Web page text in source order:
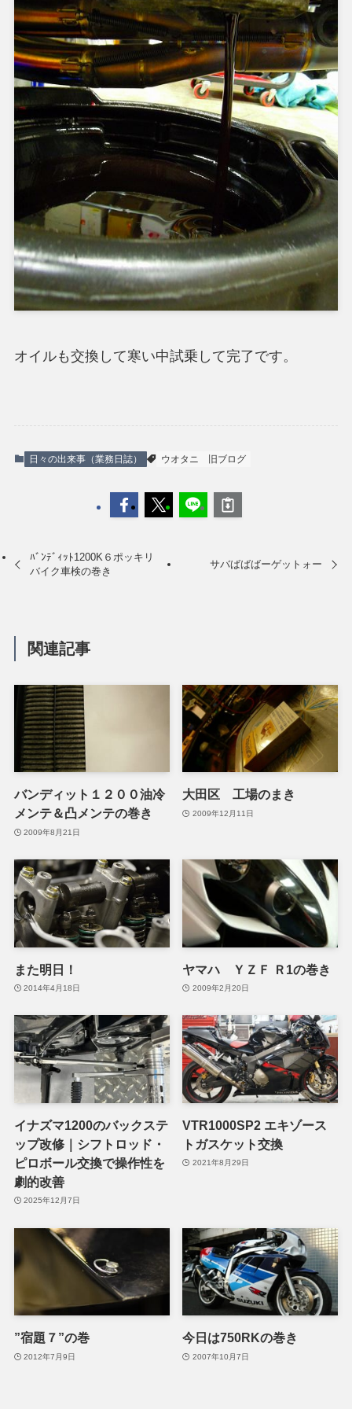
オイルも交換して寒い中試乗して完了です。
日々の出来事（業務日誌） ウオタニ 旧ブログ
ﾊﾞﾝﾃﾞｨｯﾄ1200K６ポッキリ
バイク車検の巻き
サバばばばーゲットォー
関連記事
バンディット１２００油冷
メンテ＆凸メンテの巻き
2009年8月21日
大田区 工場のまき
2009年12月11日
また明日！
2014年4月18日
ヤマハ ＹＺＦ Ｒ1の巻き
2009年2月20日
イナズマ1200のバックステ
ップ改修｜シフトロッド・
ピロボール交換で操作性を
劇的改善
2025年12月7日
VTR1000SP2 エキゾース
トガスケット交換
2021年8月29日
”宿題７”の巻
2012年7月9日
今日は750RKの巻き
2007年10月7日